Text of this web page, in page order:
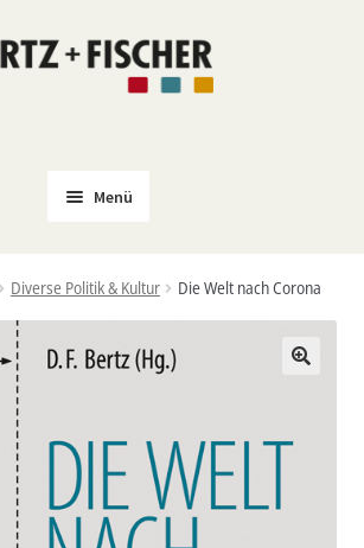
Menü
Soon
Untermenü
Access
Kultur
Untermenü
öffnen
Diverse Politik & Kultur Die Welt nach Corona